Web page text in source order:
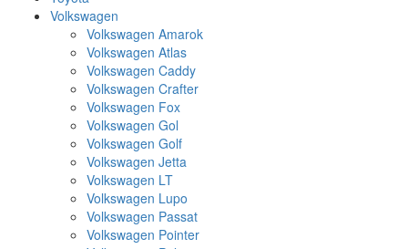
Volkswagen
Volkswagen Amarok
Volkswagen Atlas
Volkswagen Caddy
Volkswagen Crafter
Volkswagen Fox
Volkswagen Gol
Volkswagen Golf
Volkswagen Jetta
Volkswagen LT
Volkswagen Lupo
Volkswagen Passat
Volkswagen Pointer